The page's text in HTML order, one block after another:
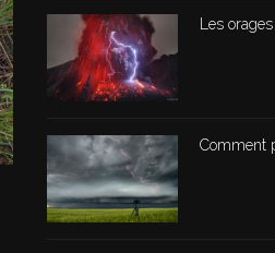
Les
Comment